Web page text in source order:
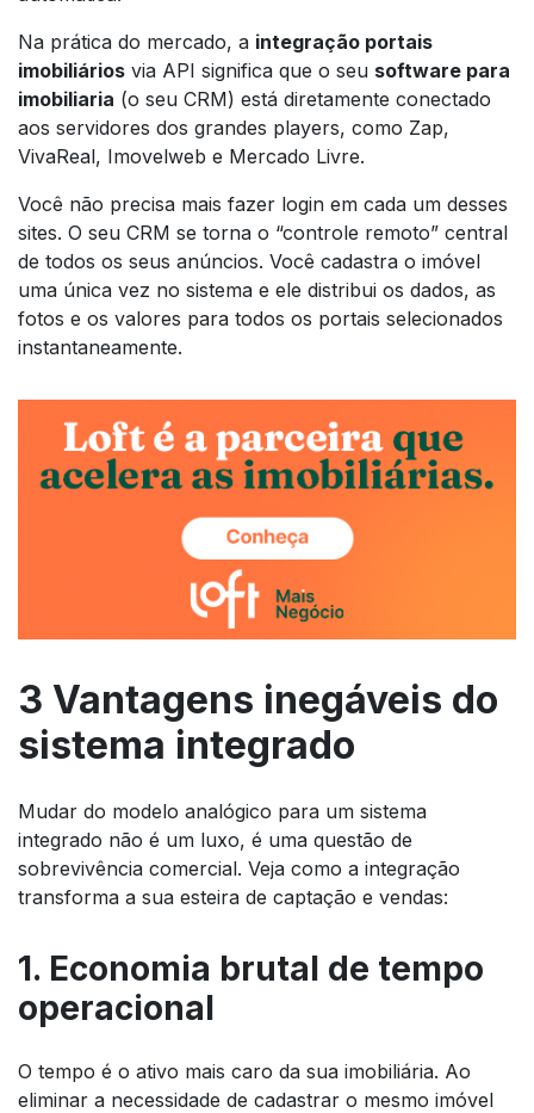
Na prática do mercado, a integração portais
imobiliários via API significa que o seu software para
imobiliaria (o seu CRM) está diretamente conectado
aos servidores dos grandes players, como Zap,
VivaReal, Imovelweb e Mercado Livre.
Você não precisa mais fazer login em cada um desses
sites. O seu CRM se torna o “controle remoto” central
de todos os seus anúncios. Você cadastra o imóvel
uma única vez no sistema e ele distribui os dados, as
fotos e os valores para todos os portais selecionados
instantaneamente.
3 Vantagens inegáveis do
sistema integrado
Mudar do modelo analógico para um sistema
integrado não é um luxo, é uma questão de
sobrevivência comercial. Veja como a integração
transforma a sua esteira de captação e vendas:
1. Economia brutal de tempo
operacional
O tempo é o ativo mais caro da sua imobiliária. Ao
eliminar a necessidade de cadastrar o mesmo imóvel